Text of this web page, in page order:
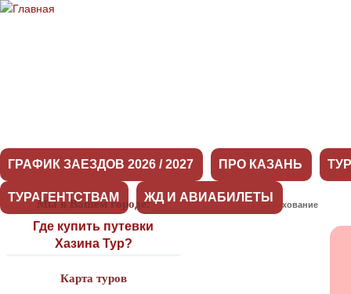
ГРАФИК ЗАЕЗДОВ 2026 / 2027 ПРО КАЗАНЬ
ТУРАГЕНТСТВАМ ЖД И АВИАБИЛЕТЫ
Мы в Вашем городе:
Где купить путевки
Хазина Тур?
Карта туров
О нас → Страхование